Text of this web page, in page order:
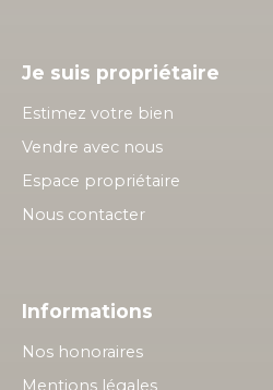
Je suis propriétaire
Estimez votre bien
Vendre avec nous
Espace propriétaire
Nous contacter
Informations
Nos honoraires